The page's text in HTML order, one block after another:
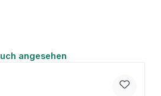
angesehen